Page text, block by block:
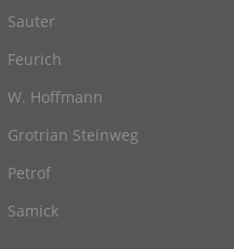
Sauter
Feurich
W. Hoffmann
Grotrian Steinweg
Petrof
Samick